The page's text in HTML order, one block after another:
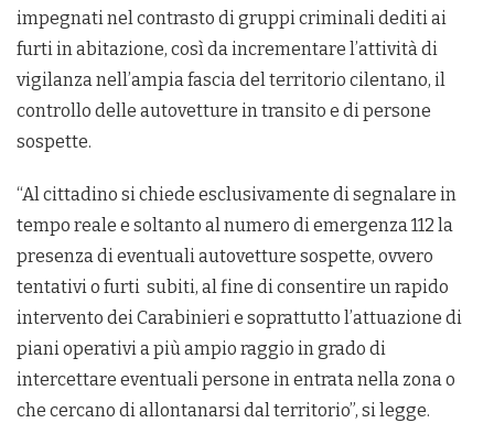
impegnati nel contrasto di gruppi criminali dediti ai
furti in abitazione, così da incrementare l’attività di
vigilanza nell’ampia fascia del territorio cilentano, il
controllo delle autovetture in transito e di persone
sospette.
“Al cittadino si chiede esclusivamente di segnalare in
tempo reale e soltanto al numero di emergenza 112 la
presenza di eventuali autovetture sospette, ovvero
tentativi o furti subiti, al fine di consentire un rapido
intervento dei Carabinieri e soprattutto l’attuazione di
piani operativi a più ampio raggio in grado di
intercettare eventuali persone in entrata nella zona o
che cercano di allontanarsi dal territorio”, si legge.